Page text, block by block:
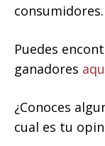
consumidores.
Puedes
ganadores
¿Conoces
cual es tu